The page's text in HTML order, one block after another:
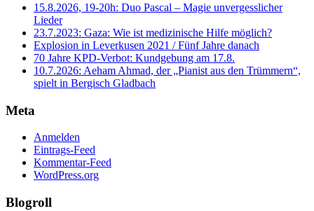
15.8.2026, 19-20h: Duo Pascal – Magie unvergesslicher
Lieder
23.7.2023: Gaza: Wie ist medizinische Hilfe möglich?
Explosion in Leverkusen 2021 / Fünf Jahre danach
70 Jahre KPD‑Verbot: Kundgebung am 17.8.
10.7.2026: Aeham Ahmad, der „Pianist aus den Trümmern“,
spielt in Bergisch Gladbach
Meta
Anmelden
Eintrags-Feed
Kommentar-Feed
WordPress.org
Blogroll